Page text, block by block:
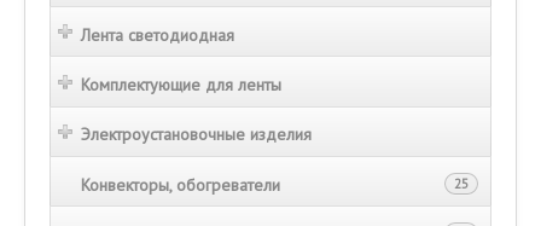
Лента светодиодная
Комплектующие для ленты
Электроустановочные изделия
25
Конвекторы, обогреватели